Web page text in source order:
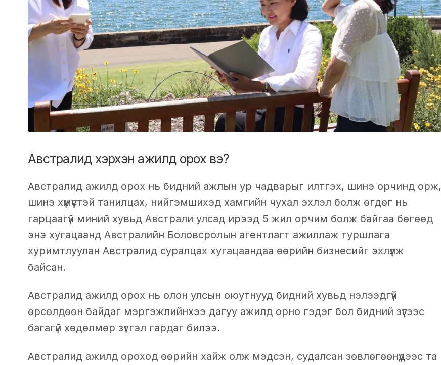
Австралид хэрхэн ажилд орох вэ?
Австралид ажилд орох нь бидний ажлын ур чадварыг илтгэх, шинэ орчинд орж,
шинэ хүмүүстэй танилцах, нийгэмшихэд хамгийн чухал эхлэл болж өгдөг нь
гарцаагүй миний хувьд Австрали улсад ирээд 5 жил орчим болж байгаа бөгөөд
энэ хугацаанд Австралийн Боловсролын агентлагт ажиллаж туршлага
хуримтлуулан Австралид суралцах хугацаандаа өөрийн бизнесийг эхлүүлж
байсан.
Австралид ажилд орох нь олон улсын оюутнууд бидний хувьд нэлээдгүй
өрсөлдөөн байдаг мэргэжлийнхээ дагуу ажилд орно гэдэг бол бидний зүгээс
багагүй хөдөлмөр зүтгэл гардаг билээ.
Австралид ажилд ороход өөрийн хайж олж мэдсэн, судалсан зөвлөгөөнүүдээс та